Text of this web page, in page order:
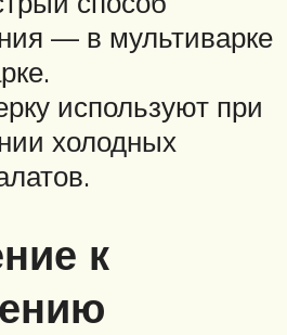
— в мультиварке
используют при
холодных
к